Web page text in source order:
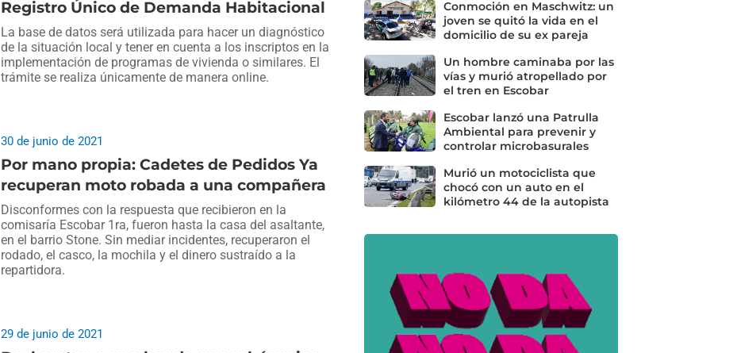
Registro Único de Demanda Habitacional
La base de datos será utilizada para hacer un diagnóstico
de la situación local y tener en cuenta a los inscriptos en la
implementación de programas de vivienda o similares. El
trámite se realiza únicamente de manera online.
Por mano propia: Cadetes de Pedidos Ya
recuperan moto robada a una compañera
30 de junio de 2021
Disconformes con la respuesta que recibieron en la
comisaría Escobar 1ra, fueron hasta la casa del asaltante,
en el barrio Stone. Sin mediar incidentes, recuperaron el
rodado, el casco, la mochila y el dinero sustraído a la
repartidora.
29 de junio de 2021
Conmoción en Maschwitz: un
joven se quitó la vida en el
domicilio de su ex pareja
Un hombre caminaba por las
vías y murió atropellado por
el tren en Escobar
Escobar lanzó una Patrulla
Ambiental para prevenir y
controlar microbasurales
Murió un motociclista que
chocó con un auto en el
kilómetro 44 de la autopista